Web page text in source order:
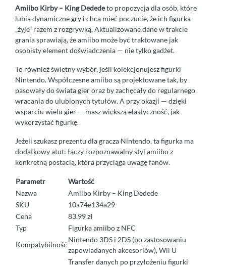
Amiibo Kirby – King Dededeto propozycja dla osób, które
lubią dynamiczne gry i chcą mieć poczucie, że ich figurka
„żyje” razem z rozgrywką. Aktualizowane dane w trakcie
grania sprawiają, że amiibo może być traktowane jak
osobisty element doświadczenia — nie tylko gadżet.
To również świetny wybór, jeśli kolekcjonujesz figurki
Nintendo. Współczesne amiibo są projektowane tak, by
pasowały do świata gier oraz by zachęcały do regularnego
wracania do ulubionych tytułów. A przy okazji — dzięki
wsparciu wielu gier — masz większą elastyczność, jak
wykorzystać figurkę.
Jeżeli szukasz prezentu dla gracza Nintendo, ta figurka ma
dodatkowy atut: łączy rozpoznawalny styl amiibo z
konkretną postacią, która przyciąga uwagę fanów.
Parametr
Wartość
Nazwa
Amiibo Kirby – King Dedede
SKU
10a74e134a29
Cena
83.99 zł
Typ
Figurka amiibo z NFC
Kompatybilność
Nintendo 3DS i 2DS (po zastosowaniu
zapowiadanych akcesoriów), Wii U
Transfer danych po przyłożeniu figurki